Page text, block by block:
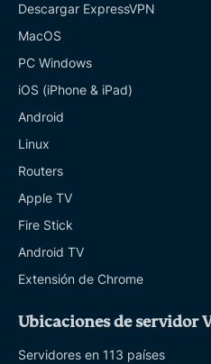
Descargar ExpressVPN
MacOS
PC Windows
iOS (iPhone & iPad)
Android
Linux
Routers
Apple TV
Fire Stick
Android TV
Extensión de Chrome
Ubicaciones de servidor
Servidores en 113 países